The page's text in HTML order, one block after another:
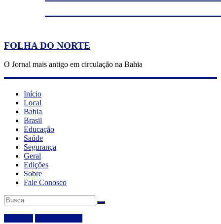
FOLHA DO NORTE
O Jornal mais antigo em circulação na Bahia
Início
Local
Bahia
Brasil
Educação
Saúde
Segurança
Geral
Edições
Sobre
Fale Conosco